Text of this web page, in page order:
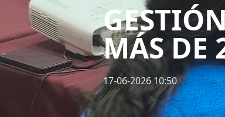
MÁS DE
17-06-2026 10:50